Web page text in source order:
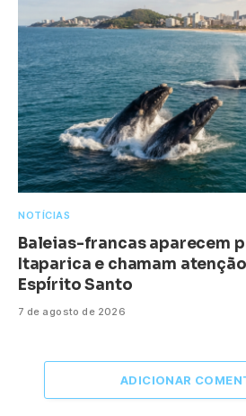
NOTÍCIAS
Baleias-francas aparecem
Itaparica e chamam
Espírito Santo
7 de agosto de 2026
ADICIONAR